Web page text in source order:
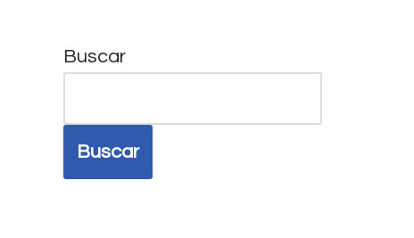
Buscar
Buscar